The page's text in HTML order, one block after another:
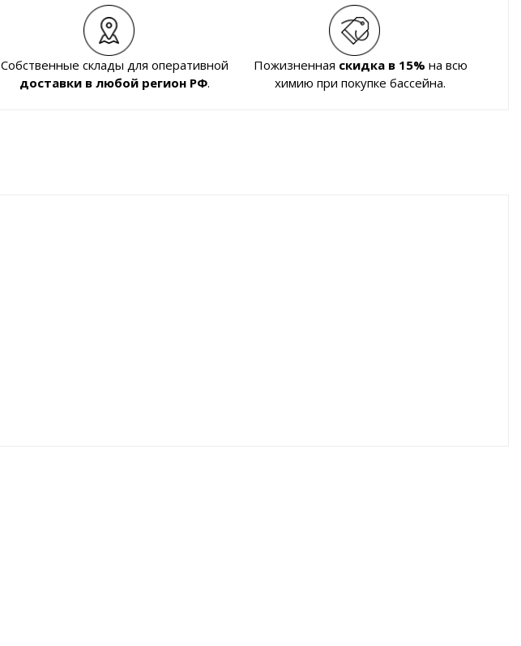
Собственные склады для оперативной
доставки в любой регион РФ.
Пожизненная скидка в 15% на всю
химию при покупке бассейна.